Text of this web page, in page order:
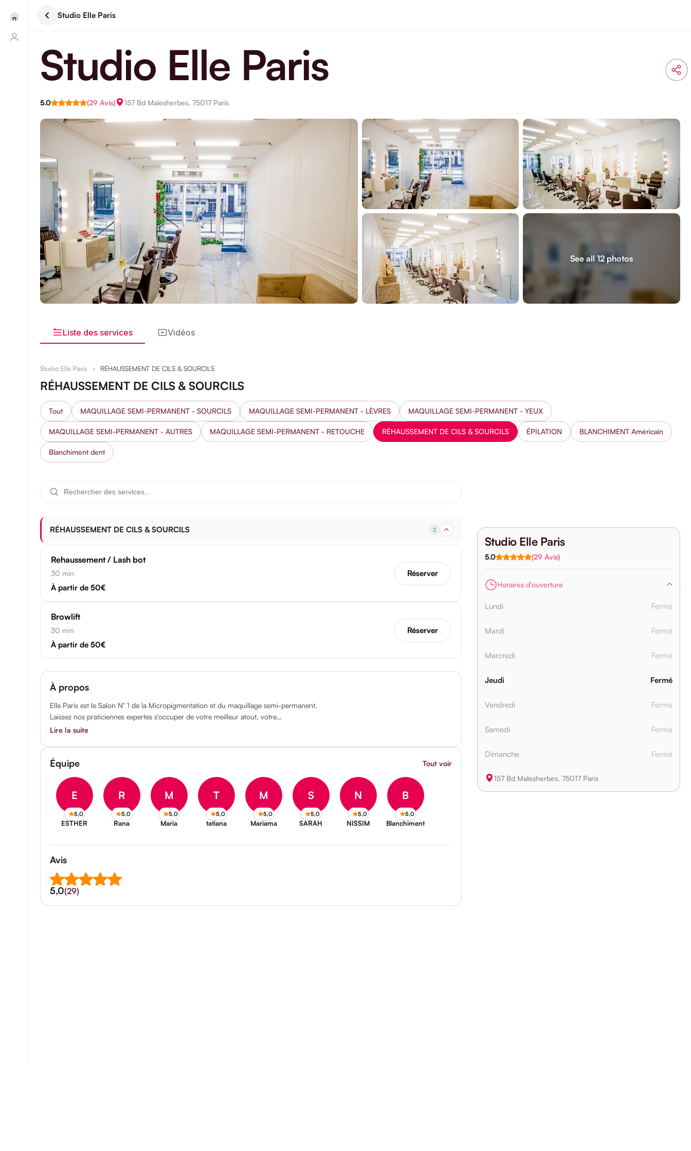
Studio Elle Paris
Studio Elle Paris
5.0 (29 Avis) 157 Bd Malesherbes, 75017 Paris
See all 12 photos
Liste des services Vidéos
Studio Elle Paris › RÉHAUSSEMENT DE CILS & SOURCILS
RÉHAUSSEMENT DE CILS & SOURCILS
Tout MAQUILLAGE SEMI-PERMANENT - SOURCILS MAQUILLAGE SEMI-PERMANENT - LÈVRES MAQUILLAGE SEMI-PERMANENT - YEUX
MAQUILLAGE SEMI-PERMANENT - AUTRES MAQUILLAGE SEMI-PERMANENT - RETOUCHE RÉHAUSSEMENT DE CILS & SOURCILS ÉPILATION BLANCHIMENT Américain
Blanchiment dent
RÉHAUSSEMENT DE CILS & SOURCILS 2
Rehaussement / Lash bot
30 min
À partir de 50€
Réserver
Browlift
30 min
À partir de 50€
Réserver
À propos
Elle Paris est le Salon N° 1 de la Micropigmentation et du maquillage semi-permanent.
Laissez nos praticiennes expertes s'occuper de votre meilleur atout, votre…
Lire la suite
Équipe Tout voir
E
5,0
ESTHER
R
5,0
Rana
M
5,0
Maria
T
5,0
tatiana
M
5,0
Mariama
S
5,0
SARAH
N
5,0
NISSIM
B
5,0
Blanchiment
Avis
5,0(29)
Studio Elle Paris
5.0 (29 Avis)
Horaires d'ouverture
Lundi Fermé
Mardi Fermé
Mercredi Fermé
Jeudi Fermé
Vendredi Fermé
Samedi Fermé
Dimanche Fermé
157 Bd Malesherbes, 75017 Paris